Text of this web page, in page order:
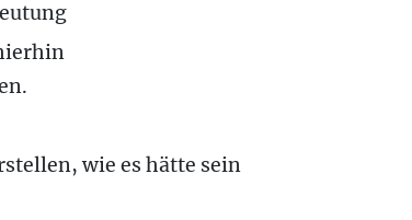
wie es hätte sein